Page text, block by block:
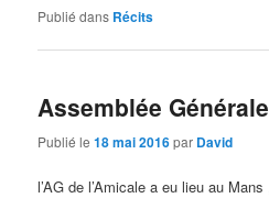
Publié dans Récits
Assemblée
Publié le18 mai 2016par David
l’AG de l’Amicale a eu lieu au